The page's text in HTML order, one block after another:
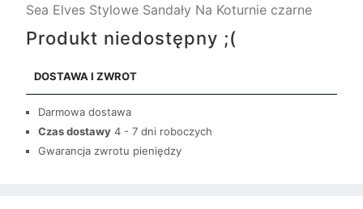
Sea Elves Stylowe Sandały Na Koturnie czarne
Produkt niedostępny ;(
DOSTAWA I ZWROT
Darmowa dostawa
Czas dostawy 4 - 7 dni roboczych
Gwarancja zwrotu pieniędzy